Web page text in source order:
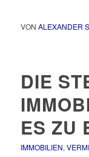
VON ALEXANDER
DIE
ES ZU
IMMOBILIEN,